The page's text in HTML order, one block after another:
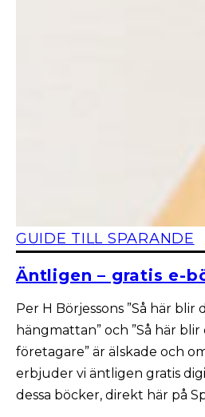
GUIDE TILL SPARANDE
Äntligen – gratis e-
Per H Börjessons ”Så här blir
hängmattan” och ”Så här
företagare” är älskade och
erbjuder vi äntligen gratis
dessa böcker, direkt här på